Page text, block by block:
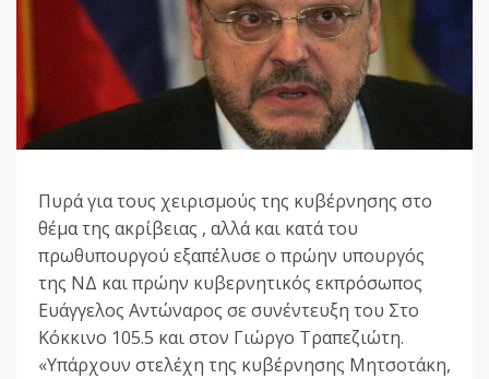
Πυρά για τους χειρισμούς της κυβέρνησης στο
θέμα της ακρίβειας , αλλά και κατά του
πρωθυπουργού εξαπέλυσε ο πρώην υπουργός
της ΝΔ και πρώην κυβερνητικός εκπρόσωπος
Ευάγγελος Αντώναρος σε συνέντευξη του Στο
Κόκκινο 105.5 και στον Γιώργο Τραπεζιώτη.
«Υπάρχουν στελέχη της κυβέρνησης Μητσοτάκη,